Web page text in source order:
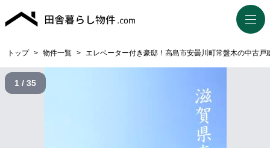
トップ > 物件一覧 > エレベーター付き豪邸！高島市安曇川町常盤木の中古戸
1 / 35